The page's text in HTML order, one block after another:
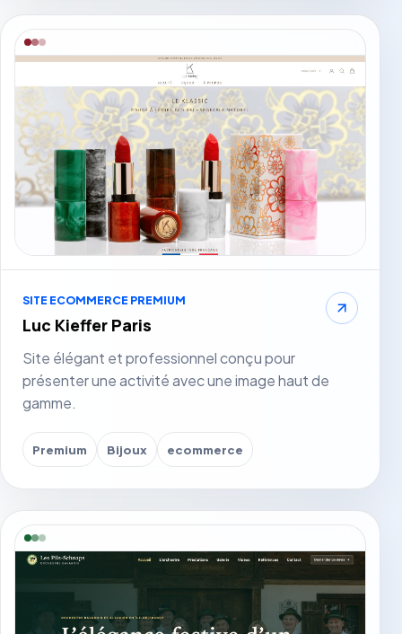
SITE ECOMMERCE PREMIUM
Luc Kieffer Paris
Site élégant et professionnel conçu pour
présenter une activité avec une image haut de
gamme.
Premium Bijoux ecommerce
Voir le site
Voir le site